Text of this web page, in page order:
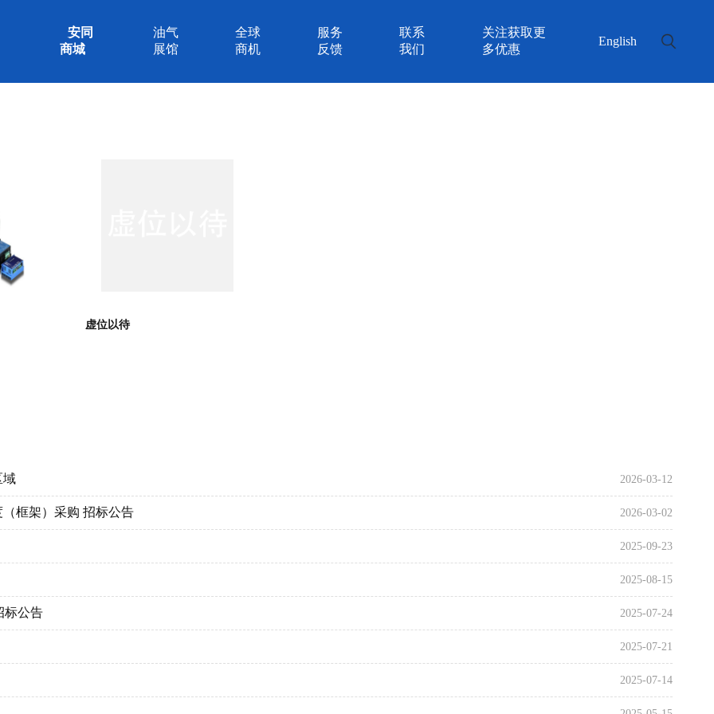
安同
商城
油气
展馆
全球
商机
服务
反馈
联系
我们
关注获取更
多优惠
English
虚位以待
域 2026-03-12
框架）采购 招标公告 2026-03-02
2025-09-23
2025-08-15
标公告 2025-07-24
2025-07-21
2025-07-14